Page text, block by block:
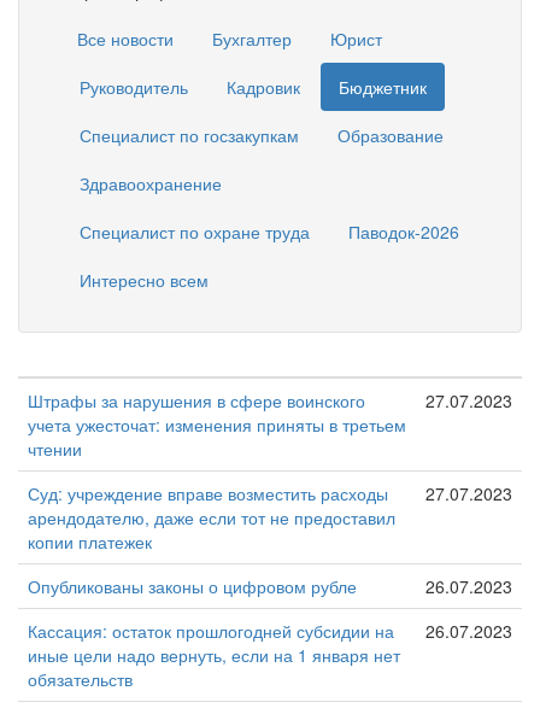
Все новости
Бухгалтер
Юрист
Руководитель
Кадровик
Бюджетник
Специалист по госзакупкам
Образование
Здравоохранение
Специалист по охране труда
Паводок-2026
Интересно всем
Штрафы за нарушения в сфере воинского
учета ужесточат: изменения приняты в третьем
чтении
27.07.2023
Суд: учреждение вправе возместить расходы
арендодателю, даже если тот не предоставил
копии платежек
27.07.2023
Опубликованы законы о цифровом рубле
26.07.2023
Кассация: остаток прошлогодней субсидии на
иные цели надо вернуть, если на 1 января нет
обязательств
26.07.2023